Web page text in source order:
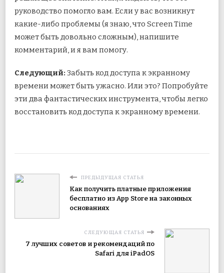
руководство помогло вам. Если у вас возникнут
какие-либо проблемы (я знаю, что Screen Time
может быть довольно сложным), напишите
комментарий, и я вам помогу.
Следующий: Забыть код доступа к экранному
времени может быть ужасно. Или это? Попробуйте
эти два фантастических инструмента, чтобы легко
восстановить код доступа к экранному времени.
ПРЕДЫДУЩАЯ СТАТЬЯ
Как получить платные приложения
бесплатно из App Store на законных
основаниях
СЛЕДУЮЩАЯ СТАТЬЯ
7 лучших советов и рекомендаций по
Safari для iPadOS